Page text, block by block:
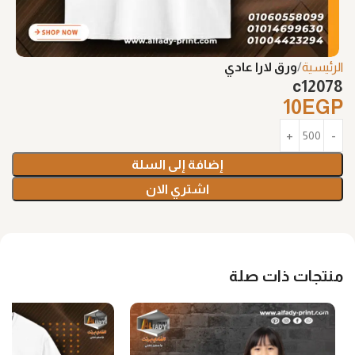
الرئيسية ورق لارا عادي
c12078
10 EGP
إضافة إلى السلة
اشتري الان
منتجات ذات صلة